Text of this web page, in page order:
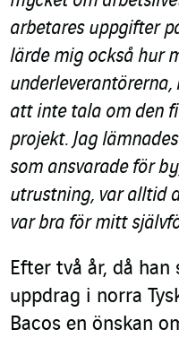
arbetares uppgifter
lärde mig också hur
att inte tala om den
projekt. Jag
som ansvarade för
utrustning, var alltid
var bra för mitt
Efter två år, då
uppdrag i norra
Bacos en önskan